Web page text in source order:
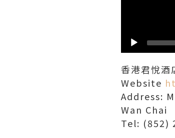
香港君悅酒
Website
Address:
Wan Chai